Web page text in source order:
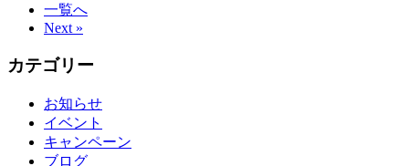
一覧へ
Next »
カテゴリー
お知らせ
イベント
キャンペーン
ブログ